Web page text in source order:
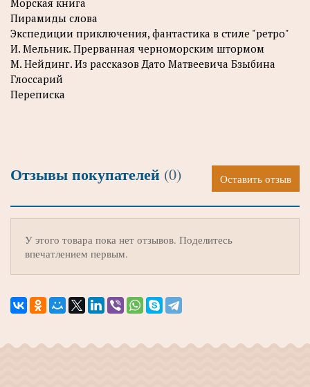
Морская книга
Пирамиды слова
Экспедиции приключения, фантастика в стиле "ретро"
И. Мельник. Прерванная черноморским штормом
М. Нейдинг. Из рассказов Дато Матвеевича Бзыбина
Глоссарий
Переписка
Отзывы покупателей (0) Оставить отзыв
У этого товара пока нет отзывов. Поделитесь
впечатлением первым.